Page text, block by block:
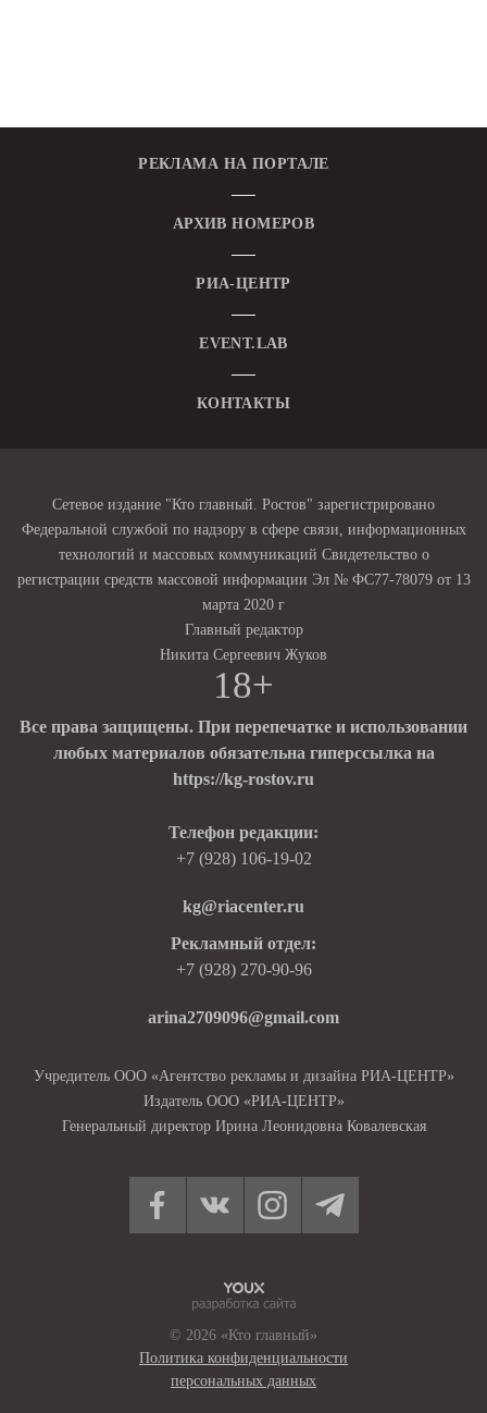
РЕКЛАМА НА ПОРТАЛЕ
АРХИВ НОМЕРОВ
РИА-ЦЕНТР
EVENT.LAB
КОНТАКТЫ
Сетевое издание "Кто главный. Ростов" зарегистрировано
Федеральной службой по надзору в сфере связи, информационных
технологий и массовых коммуникаций Свидетельство о
регистрации средств массовой информации Эл № ФС77-78079 от 13
марта 2020 г
Главный редактор
Никита Сергеевич Жуков
18+
Все права защищены. При перепечатке и использовании
любых материалов обязательна гиперссылка на
https://kg-rostov.ru
Телефон редакции:
+7 (928) 106-19-02
kg@riacenter.ru
Рекламный отдел:
+7 (928) 270-90-96
arina2709096@gmail.com
Учредитель ООО «Агентство рекламы и дизайна РИА-ЦЕНТР»
Издатель ООО «РИА-ЦЕНТР»
Генеральный директор Ирина Леонидовна Ковалевская
© 2026 «Кто главный»
Политика конфиденциальности
персональных данных